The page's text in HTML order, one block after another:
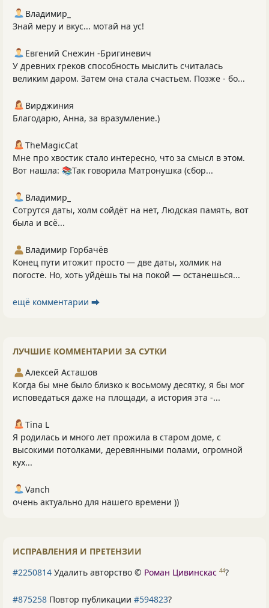
Владимир_
Знай меру и вкус... мотай на ус!
Евгений Снежин -Бригиневич
У древних греков способность мыслить считалась
великим даром. Затем она стала счастьем. Позже - бо...
Вирджиния
Благодарю, Анна, за вразумление.)
TheMagicCat
Мне про хвостик стало интересно, что за смысл в этом.
Вот нашла: 📚Так говорила Матронушка (сбор...
Владимир_
Сотрутся даты, холм сойдёт на нет, Людская память, вот
была и всё...
Владимир Горбачёв
Конец пути итожит просто — две даты, холмик на
погосте. Но, хоть уйдёшь ты на покой — останешься...
ещё комментарии ⮕
ЛУЧШИЕ КОММЕНТАРИИ ЗА СУТКИ
Алексей Асташов
Когда бы мне было близко к восьмому десятку, я бы мог
исповедаться даже на площади, а история эта -...
Tina L
Я родилась и много лет прожила в старом доме, с
высокими потолками, деревянными полами, огромной
кух...
Vanch
очень актуально для нашего времени ))
ИСПРАВЛЕНИЯ И ПРЕТЕНЗИИ
#2250814 Удалить авторство © Роман Цивинскас 44?
#875258 Повтор публикации #594823?